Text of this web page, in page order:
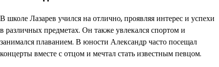
В школе Лазарев учился на отлично, проявляя интерес и успехи
в различных предметах. Он также увлекался спортом и
занимался плаванием. В юности Александр часто посещал
концерты вместе с отцом и мечтал стать известным певцом.